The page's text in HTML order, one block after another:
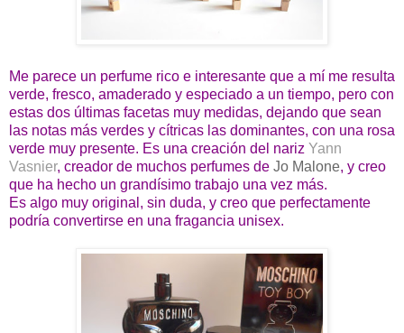
Me parece un perfume rico e interesante que a mí me resulta
verde, fresco, amaderado y especiado a un tiempo, pero con
estas dos últimas facetas muy medidas, dejando que sean
las notas más verdes y cítricas las dominantes, con una rosa
verde muy presente. Es una creación del nariz Yann
Vasnier, creador de muchos perfumes de Jo Malone, y creo
que ha hecho un grandísimo trabajo una vez más.
Es algo muy original, sin duda, y creo que perfectamente
podría convertirse en una fragancia unisex.